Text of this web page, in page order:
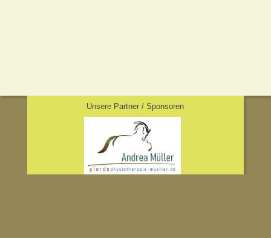
Unsere Partner / Sponsoren